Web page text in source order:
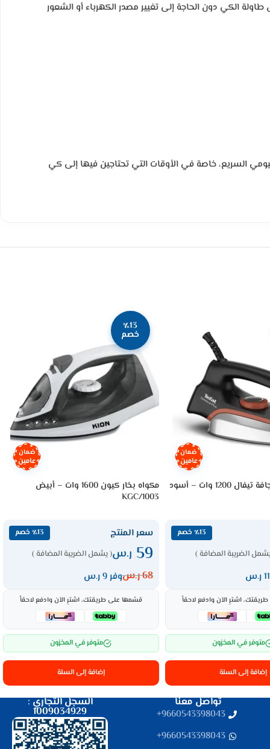
بسهولة حول طاولة الكي دون الحاجة إلى تغيير مصدر الكهرباء أو الشعور
السريع، خاصة في الأوقات التي تحتاجين فيها إلى كي
ضمان
عامين
كاوية ملابس جافة تيفال 1200 وات – أسود
٪13 خصم
الضريبة المضافة )
اشترِ الآن وادفع لاحقاً
متوفر في المخزون
إضافة إلى السلة
٪13
خصم
ضمان
عامين
مكواه بخار كيون 1600 وات – أبيض
KGC/1003
سعر المنتج ٪13 خصم
59 ر.س( يشمل الضريبة المضافة )
68ر.سوفر 9 ر.س
قسّمها على طريقتك، اشترِ الآن وادفع لاحقاً
متوفر في المخزون
إضافة إلى السلة
تواصل معنا
9660543398043⁩+
9660543398043⁩+
السجل التجاري :
1009034929